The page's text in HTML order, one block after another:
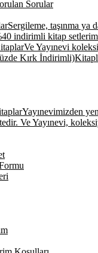
Sorular
Sergileme, taşınma ya
indirimli kitap
Ve Yayınevi
Kırk İndirimli)
Yayınevimizden
Ve Yayınevi,